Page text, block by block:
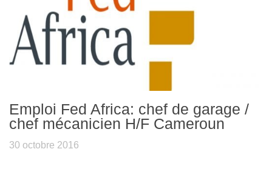
Emploi Fed Africa: chef de garage /
chef mécanicien H/F Cameroun
30 octobre 2016